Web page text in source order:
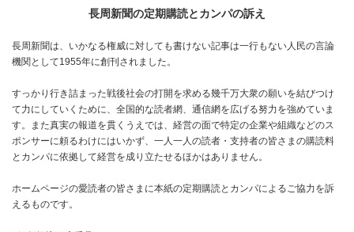
長周新聞の定期購読とカンパの訴え
長周新聞は、いかなる権威に対しても書けない記事は一行もない人民の言論
機関として1955年に創刊されました。
すっかり行き詰まった戦後社会の打開を求める幾千万大衆の願いを結びつけ
て力にしていくために、全国的な読者網、通信網を広げる努力を強めていま
す。また真実の報道を貫くうえでは、経営の面で特定の企業や組織などのス
ポンサーに頼るわけにはいかず、一人一人の読者・支持者の皆さまの購読料
とカンパに依拠して経営を成り立たせるほかはありません。
ホームページの愛読者の皆さまに本紙の定期購読とカンパによるご協力を訴
えるものです。